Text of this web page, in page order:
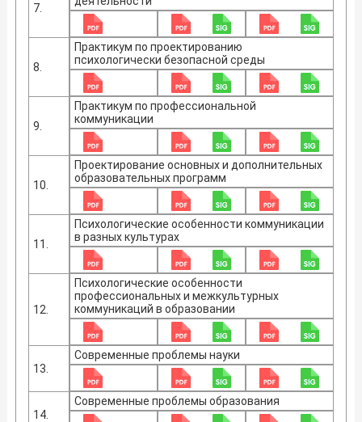
7.
8.
Практикум по проектированию
психологически безопасной среды
9.
Практикум по профессиональной
коммуникации
10.
Проектирование основных и дополнительных
образовательных программ
11.
Психологические особенности коммуникации
в разных культурах
12.
Психологические особенности
профессиональных и межкультурных
коммуникаций в образовании
13.
Современные проблемы науки
14.
Современные проблемы образования